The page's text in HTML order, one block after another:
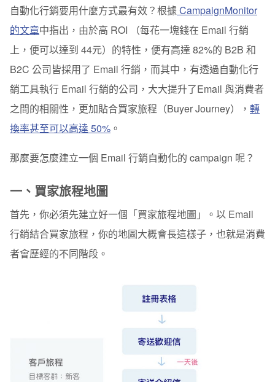
自動化行銷要用什麼方式最有效？根據 CampaignMonitor
的文章中指出，由於高 ROI （每花一塊錢在 Email 行銷
上，便可以達到 44元）的特性，便有高達 82%的 B2B 和
B2C 公司皆採用了 Email 行銷，而其中，有透過自動化行
銷工具執行 Email 行銷的公司，大大提升了Email 與消費者
之間的相關性，更加貼合買家旅程（Buyer Journey）， 轉
換率甚至可以高達 50% 。
那麼要怎麼建立一個 Email 行銷自動化的 campaign 呢？
一、買家旅程地圖
首先，你必須先建立好一個「買家旅程地圖」。以 Email
行銷結合買家旅程，你的地圖大概會長這樣子，也就是消費
者會歷經的不同階段。